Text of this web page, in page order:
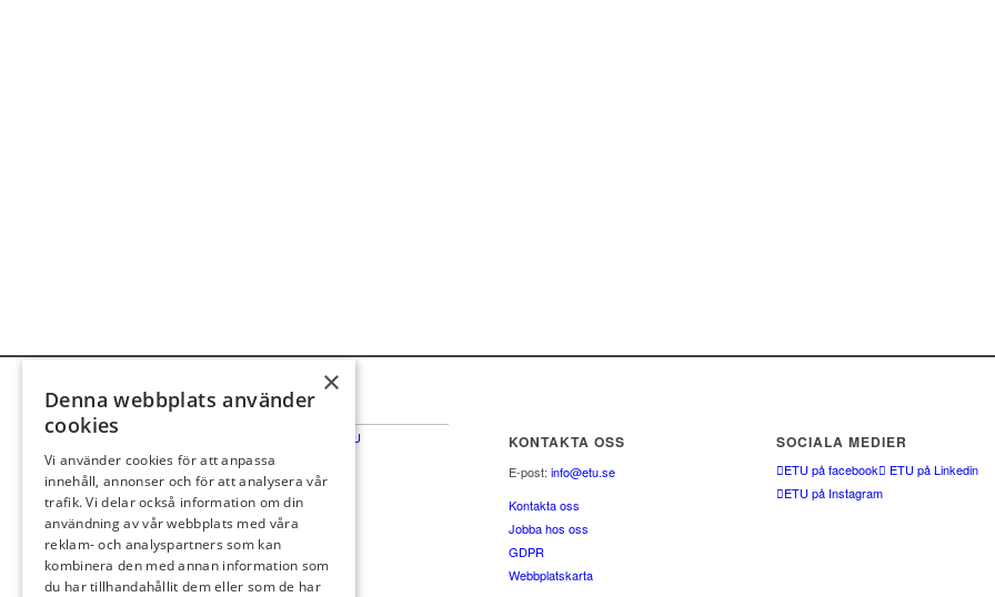
KONTAKTA OSS
E-post:info@etu.se
Kontakta oss
Jobba hos oss
GDPR
Webbplatskarta
SOCIALA MEDIER
ETU på facebook
ETU på Linkedin
ETU på Instagram
×
Denna webbplats använder
cookies
Vi använder cookies för att anpassa
innehåll, annonser och för att analysera vår
trafik. Vi delar också information om din
användning av vår webbplats med våra
reklam- och analyspartners som kan
kombinera den med annan information som
du har tillhandahållit dem eller som de har